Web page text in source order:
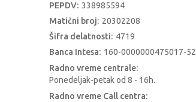
PEPDV: 338985594
Matični broj: 20302208
Šifra delatnosti: 4719
Banca Intesa: 160-0000000475017-52
Radno vreme centrale:
Ponedeljak-petak od 8 - 16h.
Radno vreme Call centra: